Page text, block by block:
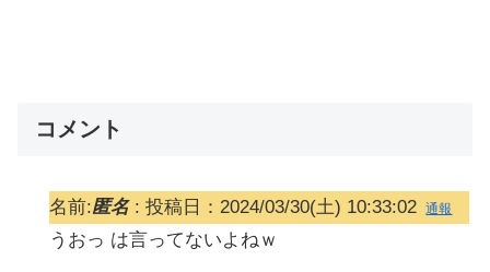
コメント
名前:匿名: 投稿日：2024/03/30(土) 10:33:02 通報
うおっ は言ってないよねｗ